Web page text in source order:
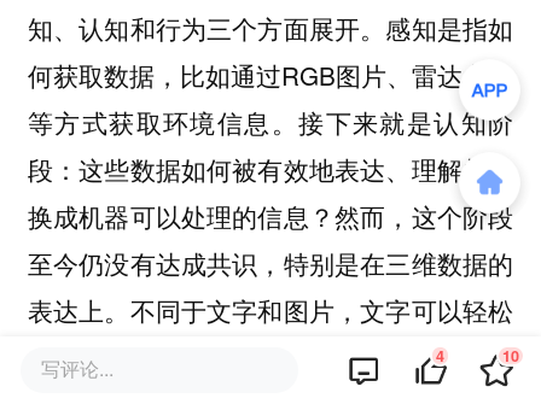
知、认知和行为三个方面展开。感知是指如
何获取数据，比如通过RGB图片、雷达点云
等方式获取环境信息。接下来就是认知阶
段：这些数据如何被有效地表达、理解并转
换成机器可以处理的信息？然而，这个阶段
至今仍没有达成共识，特别是在三维数据的
表达上。不同于文字和图片，文字可以轻松
地通过tokenization （标记化） 进行表达，
写评论... 4 10